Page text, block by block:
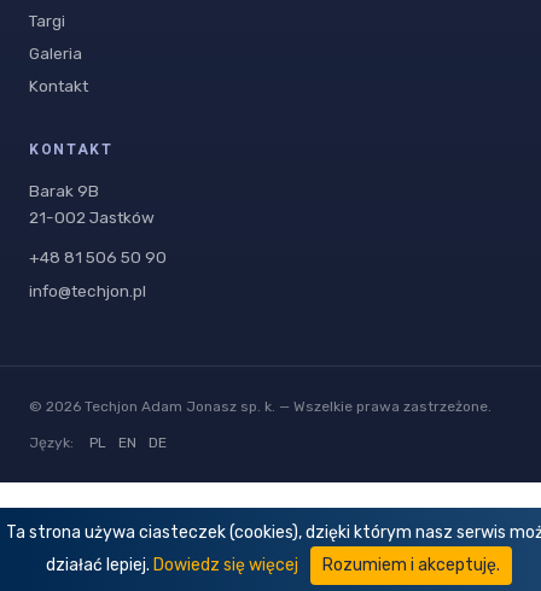
Targi
Galeria
Kontakt
KONTAKT
Barak 9B
21-002 Jastków
+48 81 506 50 90
info@techjon.pl
© 2026 Techjon Adam Jonasz sp. k. — Wszelkie prawa zastrzeżone.
Język: PL EN DE
Ta strona używa ciasteczek (cookies), dzięki którym nasz serwis
działać lepiej. Dowiedz się więcej Rozumiem i akceptuję.